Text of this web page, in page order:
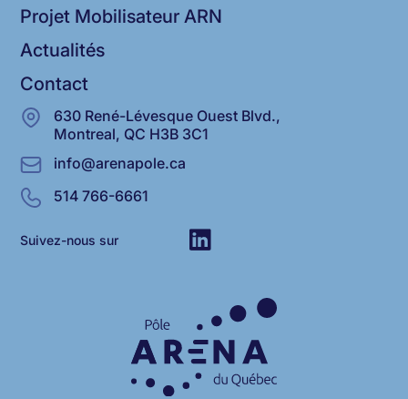
Suivez-nous sur
Projet Mobilisateur ARN
Actualités
Contact
630 René-Lévesque Ouest Blvd.,
Montreal, QC H3B 3C1
info@arenapole.ca
514 766-6661